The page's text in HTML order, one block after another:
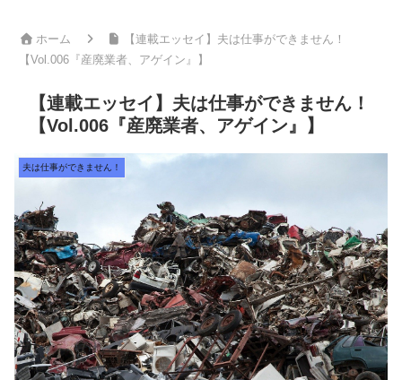
ホーム
【連載エッセイ】夫は仕事ができません！
【Vol.006『産廃業者、アゲイン』】
【連載エッセイ】夫は仕事ができません！
【Vol.006『産廃業者、アゲイン』】
夫は仕事ができません！